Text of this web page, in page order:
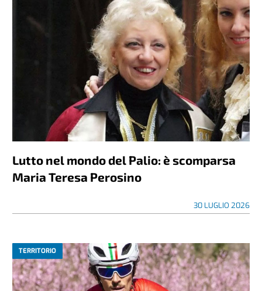
Lutto nel mondo del Palio: è scomparsa
Maria Teresa Perosino
30 LUGLIO 2026
TERRITORIO